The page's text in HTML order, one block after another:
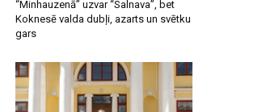
“Minhauzenā” uzvar “Salnava”, bet
Koknesē valda dubļi, azarts un svētku
gars